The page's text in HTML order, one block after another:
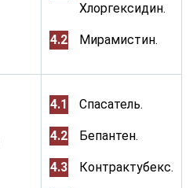
Хлоргексидин.
Мирамистин.
Спасатель.
Бепантен.
Контрактубекс.